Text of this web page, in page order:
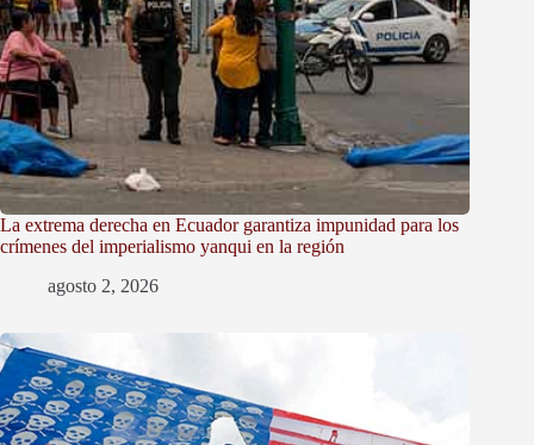
La extrema derecha en Ecuador garantiza impunidad para los
crímenes del imperialismo yanqui en la región
agosto 2, 2026